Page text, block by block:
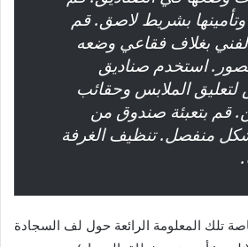
بشريط لاصق. قم
بغلاف فقاعي وضعه
استخدم صناديق
لتعليق الملابس وحقائب
قم بتعبئة صندوق من
منفصل. تنظيف الغرفة
تلك المعلومة الرائعة حول لف السجادة